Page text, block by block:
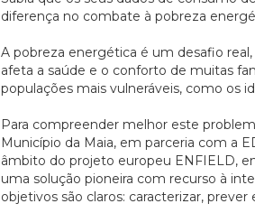
diferença no combate à pobreza
A pobreza energética é um desafio
afeta a saúde e o conforto de muitas
populações mais vulneráveis, como os
Para compreender melhor este
Município da Maia, em parceria com a
âmbito do projeto europeu ENFIELD,
uma solução pioneira com recurso à
objetivos são claros: caracterizar, prever